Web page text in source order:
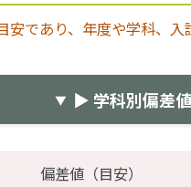
であり、年度や学科、入
▶ 学科別偏差
偏差値（目安）